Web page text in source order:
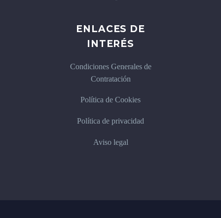
ENLACES DE
INTERÉS
Condiciones Generales de
Contratación
Política de Cookies
Política de privacidad
Aviso legal